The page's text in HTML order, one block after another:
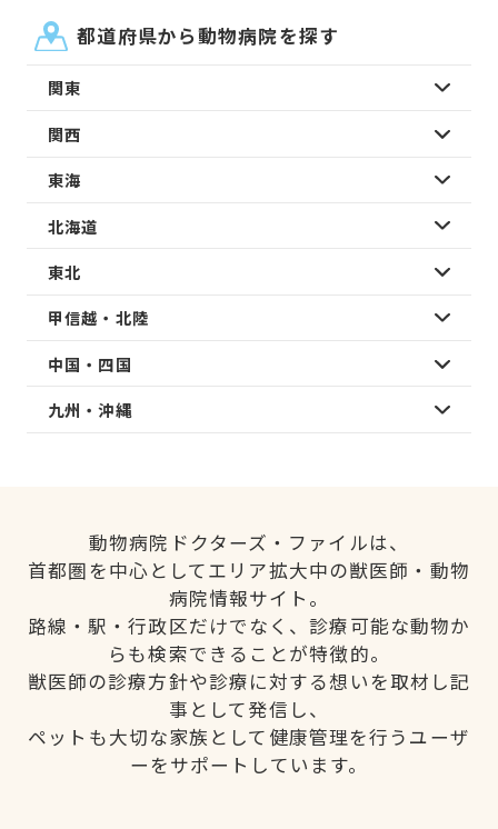
都道府県から動物病院を探す
関東
関西
東海
北海道
東北
甲信越・北陸
中国・四国
九州・沖縄
動物病院ドクターズ・ファイルは、
首都圏を中心としてエリア拡大中の獣医師・動物
病院情報サイト。
路線・駅・行政区だけでなく、診療可能な動物か
らも検索できることが特徴的。
獣医師の診療方針や診療に対する想いを取材し記
事として発信し、
ペットも大切な家族として健康管理を行うユーザ
ーをサポートしています。